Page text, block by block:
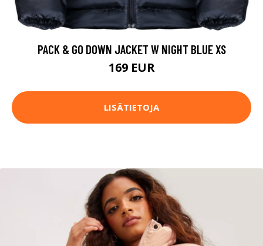
PACK & GO DOWN JACKET W NIGHT BLUE XS
169 EUR
LISÄTIETOJA